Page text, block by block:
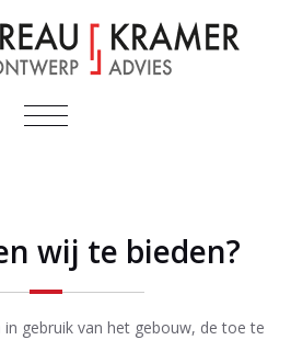
TOGGLE
wij te bieden?
gebruik van het gebouw, de toe te